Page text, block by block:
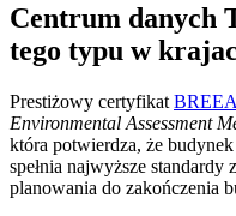
Centrum danych
tego typu w
Prestiżowy certyfikat
Environmental Assessment
która potwierdza, że
spełnia najwyższe
planowania do zakończenia